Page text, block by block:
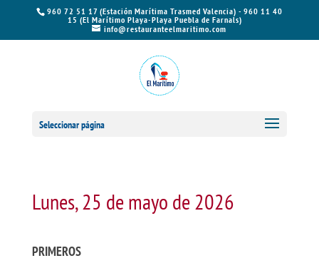
960 72 51 17 (Estación Marítima Trasmed Valencia) - 960 11 40
15 (El Marítimo Playa-Playa Puebla de Farnals)
info@restauranteelmaritimo.com
Seleccionar página
Lunes, 25 de mayo de 2026
PRIMEROS